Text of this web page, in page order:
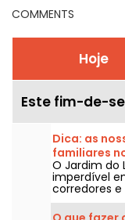
COMMENTS
Hoje
Este fim-de-
Dica: as
familiares
O Jardim do
imperdível
corredores
passar
um local de